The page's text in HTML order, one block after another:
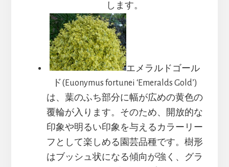
します。
エメラルドゴール
ド(Euonymus fortunei ‘Emeralds Gold’)
は、葉のふち部分に幅が広めの黄色の
覆輪が入ります。そのため、開放的な
印象や明るい印象を与えるカラーリー
フとして楽しめる園芸品種です。樹形
はブッシュ状になる傾向が強く、グラ